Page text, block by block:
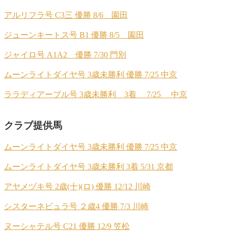
アルリフラ号 C3三 優勝 8/6 園田
ジューンキートス号 B1 優勝 8/5 園田
ジャイロ号 A1A2 優勝 7/30 門別
ムーンライトダイヤ号 3歳未勝利 優勝 7/25 中京
ララディアーブル号 3歳未勝利 3着 7/25 中京
クラブ提供馬
ムーンライトダイヤ号 3歳未勝利 優勝 7/25 中京
ムーンライトダイヤ号 3歳未勝利 3着 5/31 京都
アヤメヅキ号 2歳(十)(ロ) 優勝 12/12 川崎
シスターネビュラ号 ２歳4 優勝 7/3 川崎
ヌーシャテル号 C21 優勝 12/9 笠松